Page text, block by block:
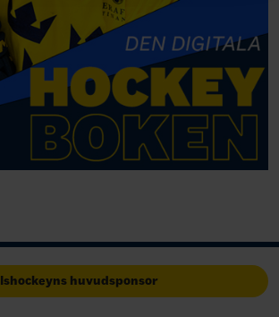
Ishockeyns huvudsponsor